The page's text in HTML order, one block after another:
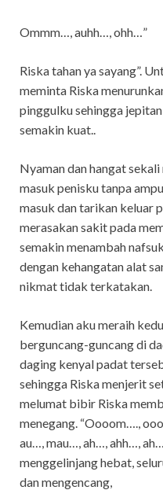
Ommm…, auhh…, ohh…”
Riska tahan ya sayang”.
meminta Riska
pinggulku sehingga
semakin kuat..
Nyaman dan hangat
masuk penisku tanpa
masuk dan tarikan keluar
merasakan sakit pada
semakin menambah
dengan kehangatan alat
nikmat tidak terkatakan.
Kemudian aku meraih
berguncang-guncang di
daging kenyal padat
sehingga Riska menjerit
melumat bibir Riska
menegang. “Oooom….,
au…, mau…, ah…, ahh…,
menggelinjang hebat,
dan mengencang,